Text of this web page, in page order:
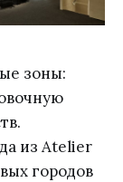
зоны:
из Atelier
городов